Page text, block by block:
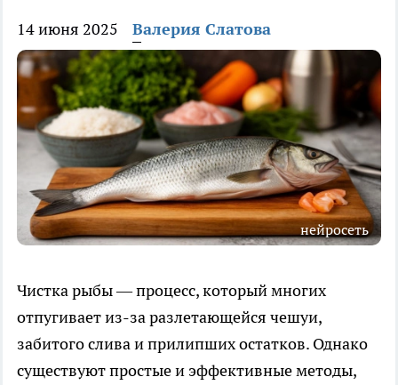
14 июня 2025 Валерия Слатова
нейросеть
Чистка рыбы — процесс, который многих
отпугивает из-за разлетающейся чешуи,
забитого слива и прилипших остатков. Однако
существуют простые и эффективные методы,